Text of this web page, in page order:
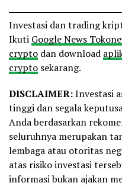
Investasi dan trading
Ikuti Google News
crypto dan download
crypto sekarang.
DISCLAIMER:Investasi
tinggi dan segala
Anda berdasarkan
seluruhnya merupakan
lembaga atau otoritas
atas risiko investasi
informasi bukan ajakan